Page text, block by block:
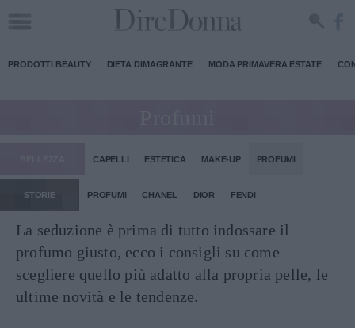
PRODOTTI BEAUTY DIETA DIMAGRANTE MODA PRIMAVERA ESTATE
CAPELLI ESTETICA MAKE-UP PROFUMI
STORIE PROFUMI CHANEL DIOR FENDI
La seduzione è prima di tutto indossare il
profumo giusto, ecco i consigli su come
scegliere quello più adatto alla propria pelle, le
ultime novità e le tendenze.